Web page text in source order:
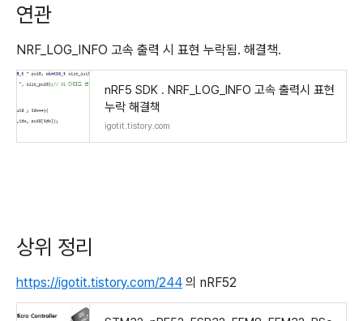
연관
NRF_LOG_INFO 고속 출력 시 표현 누락됨. 해결책.
nRF5 SDK . NRF_LOG_INFO 고속 출력시 표현
누락 해결책
igotit.tistory.com
상위 정리
https://igotit.tistory.com/244 의 nRF52